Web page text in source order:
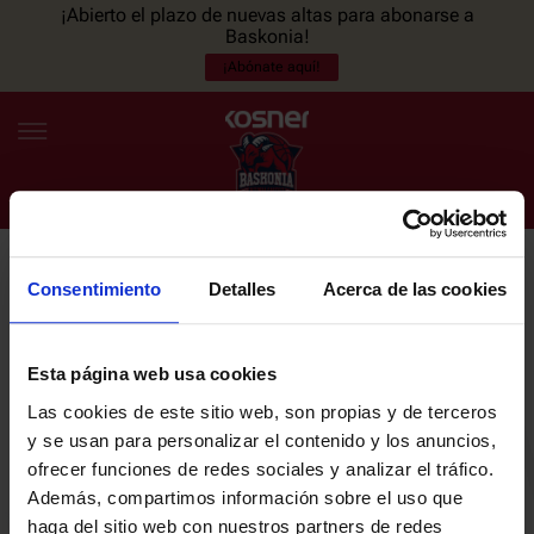
Consentimiento Detalles Acerca de las cookies
Esta página web usa cookies
Las cookies de este sitio web, son propias y de terceros
y se usan para personalizar el contenido y los anuncios,
ofrecer funciones de redes sociales y analizar el tráfico.
Además, compartimos información sobre el uso que
haga del sitio web con nuestros partners de redes
¡Abierto el plazo de nuevas altas para abonarse a
Baskonia!
¡Abónate aquí!
ES EU
NOTICIAS
PLANTILLA
ENTRADAS
NEWSLETTER
últimas noticias y promociones del club.
Email
He leído y acepto laPolítica de privacidaddel SASKI BASKONIA